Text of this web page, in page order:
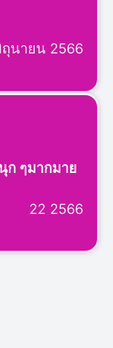
ถุนายน 2566
ก ๆมากมาย
22 2566